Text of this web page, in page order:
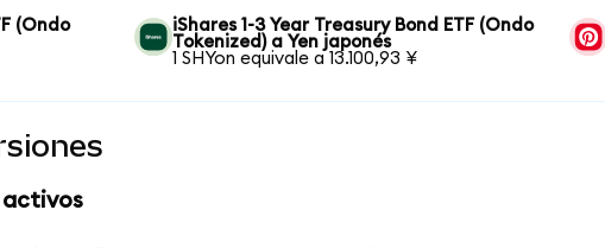
(Ondo
iShares 1-3 Year Treasury Bond ETF (Ondo
Tokenized) a Yen japonés
1 SHYon equivale a 13.100,93 ¥
activos